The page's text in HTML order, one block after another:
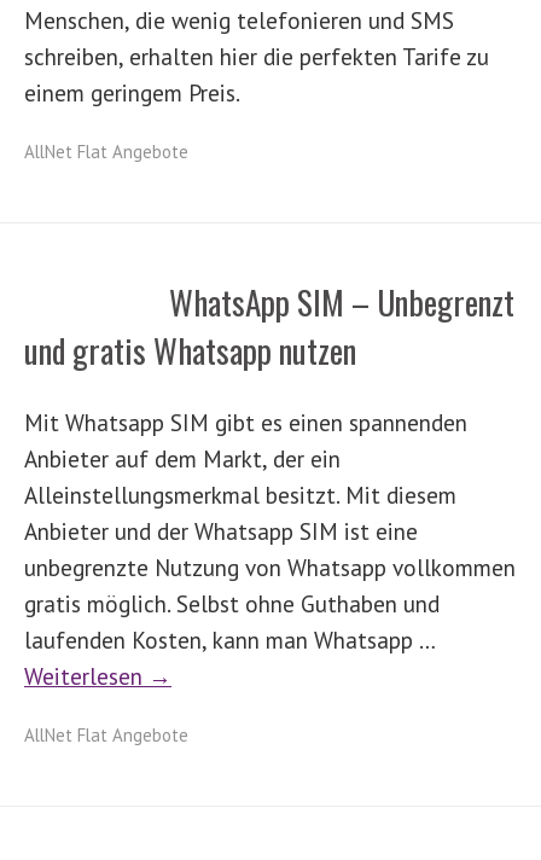
Menschen, die wenig telefonieren und SMS
schreiben, erhalten hier die perfekten Tarife zu
einem geringem Preis.
AllNet Flat Angebote
WhatsApp SIM – Unbegrenzt
und gratis Whatsapp nutzen
Mit Whatsapp SIM gibt es einen spannenden
Anbieter auf dem Markt, der ein
Alleinstellungsmerkmal besitzt. Mit diesem
Anbieter und der Whatsapp SIM ist eine
unbegrenzte Nutzung von Whatsapp vollkommen
gratis möglich. Selbst ohne Guthaben und
laufenden Kosten, kann man Whatsapp …
Weiterlesen →
AllNet Flat Angebote